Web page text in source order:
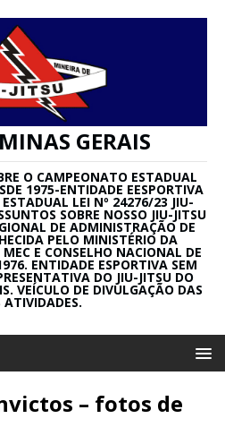
GERAIS
O CAMPEONATO ESTADUAL
1975-ENTIDADE EESPORTIVA
LEI Nº 24276/23 JIU-
SOBRE NOSSO JIU-JITSU
DE ADMINISTRAÇÃO DE
PELO MINISTÉRIO DA
E CONSELHO NACIONAL DE
ENTIDADE ESPORTIVA SEM
DO JIU-JITSU DO
VEÍCULO DE DIVULGAÇÃO DAS
ATIVIDADES.
– fotos de